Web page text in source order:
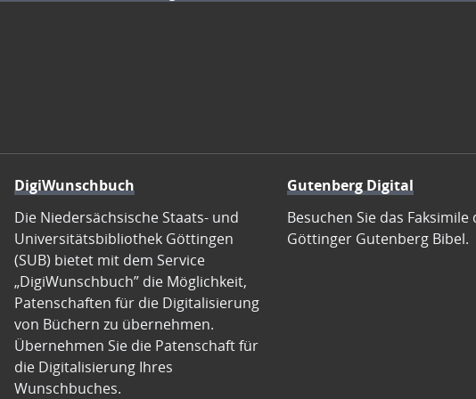
DigiWunschbuch
Die Niedersächsische Staats- und
Universitätsbibliothek Göttingen
(SUB) bietet mit dem Service
„DigiWunschbuch” die Möglichkeit,
Patenschaften für die Digitalisierung
von Büchern zu übernehmen.
Übernehmen Sie die Patenschaft für
die Digitalisierung Ihres
Wunschbuches.
Gutenberg Digital
Besuchen Sie das Faksimile
Göttinger Gutenberg Bibel.